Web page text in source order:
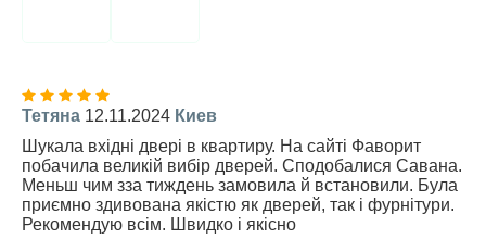
Тетяна 12.11.2024 Киев
Шукала вхідні двері в квартиру. На сайті Фаворит
побачила великій вибір дверей. Сподобалися Савана.
Меньш чим зза тиждень замовила й встановили. Була
приємно здивована якістю як дверей, так і фурнітури.
Рекомендую всім. Швидко і якісно